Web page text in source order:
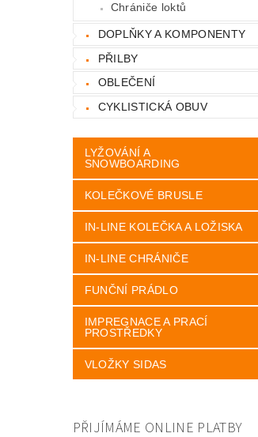
Chrániče loktů
DOPLŇKY A KOMPONENTY
PŘILBY
OBLEČENÍ
CYKLISTICKÁ OBUV
LYŽOVÁNÍ A
SNOWBOARDING
KOLEČKOVÉ BRUSLE
IN-LINE KOLEČKA A LOŽISKA
IN-LINE CHRÁNIČE
FUNČNÍ PRÁDLO
IMPREGNACE A PRACÍ
PROSTŘEDKY
VLOŽKY SIDAS
PŘIJÍMÁME ONLINE PLATBY